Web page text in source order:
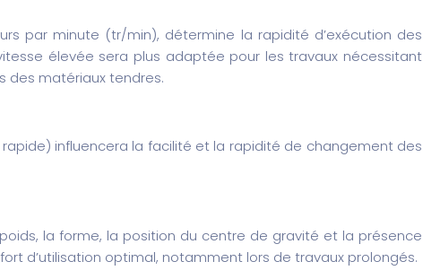
par minute (tr/min), détermine la rapidité d’exécution des
élevée sera plus adaptée pour les travaux nécessitant
des matériaux tendres.
influencera la facilité et la rapidité de changement des
la forme, la position du centre de gravité et la présence
d’utilisation optimal, notamment lors de travaux prolongés.